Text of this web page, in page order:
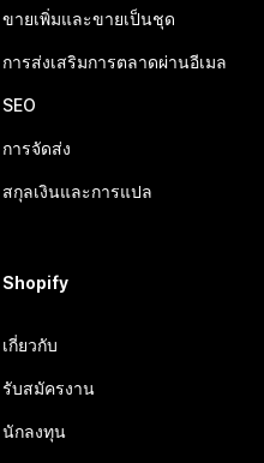
ขายเพิ่มและขายเป็นชุด
การส่งเสริมการตลาดผ่านอีเมล
SEO
การจัดส่ง
สกุลเงินและการแปล
Shopify
เกี่ยวกับ
รับสมัครงาน
นักลงทุน